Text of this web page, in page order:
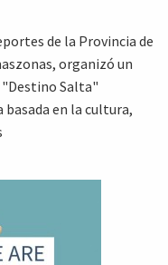
de la Provincia de
organizó un
Salta"
en la cultura,